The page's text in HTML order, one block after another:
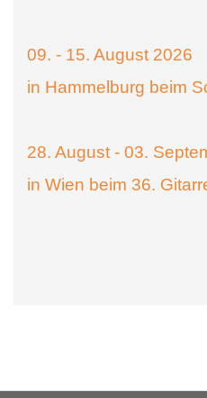
09. - 15. August 2026
in Hammelburg beim
28. August - 03.
in Wien beim 36.